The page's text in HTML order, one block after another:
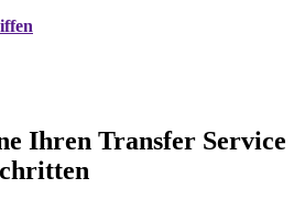
Ihren Transfer Service